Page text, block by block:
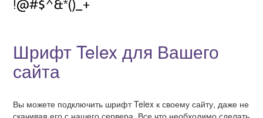
Шрифт Telex для Вашего
сайта
Вы можете подключить шрифт Telex к своему сайту, даже не